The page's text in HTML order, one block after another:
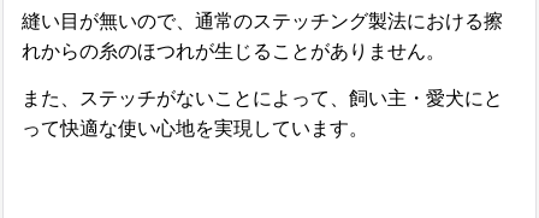
縫い目が無いので、通常のステッチング製法における擦
れからの糸のほつれが生じることがありません。
また、ステッチがないことによって、飼い主・愛犬にと
って快適な使い心地を実現しています。